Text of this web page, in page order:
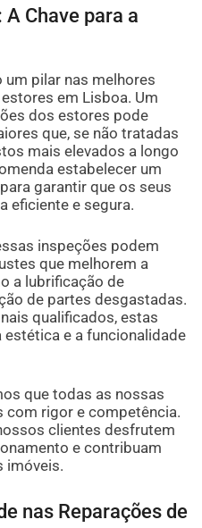
A Chave para a
pilar nas melhores
em Lisboa. Um
dos estores pode
que, se não tratadas
mais elevados a longo
estabelecer um
garantir que os seus
eficiente e segura.
inspeções podem
que melhorem a
a lubrificação de
de partes desgastadas.
qualificados, estas
estética e a funcionalidade
que todas as nossas
com rigor e competência.
clientes desfrutem
e contribuam
imóveis.
nas Reparações de